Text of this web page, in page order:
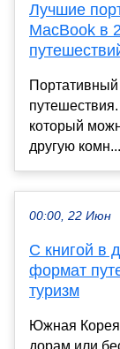
Лучшие
MacBook в
который
другую комн...
00:00, 22 Июн
С книгой в
формат
туризм
Южная Корея